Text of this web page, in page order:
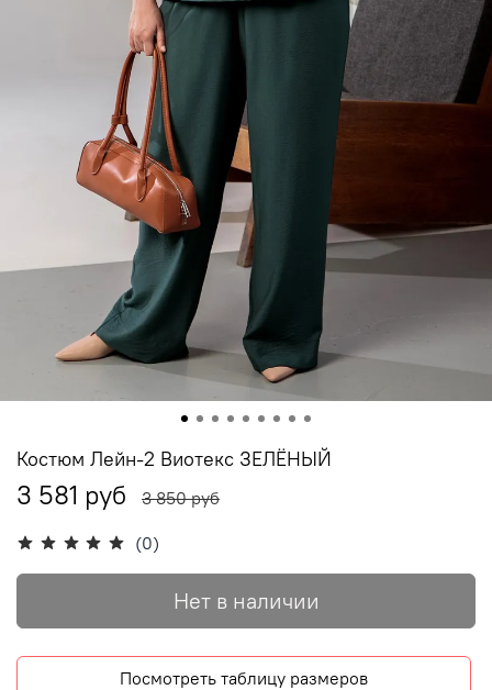
(0)
Костюм Лейн-2 Виотекс ЗЕЛЁНЫЙ
3 581 руб 3 850 руб
Нет в наличии
Посмотреть таблицу размеров